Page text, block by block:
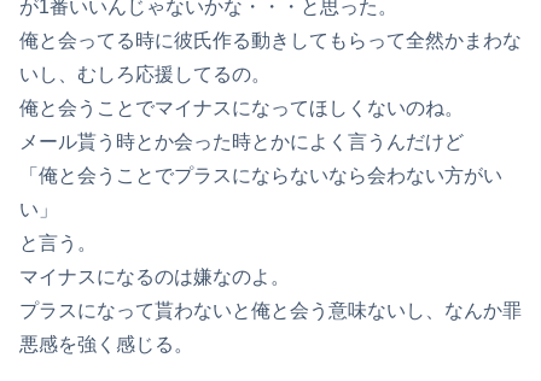
が1番いいんじゃないかな・・・と思った。
俺と会ってる時に彼氏作る動きしてもらって全然かまわな
いし、むしろ応援してるの。
俺と会うことでマイナスになってほしくないのね。
メール貰う時とか会った時とかによく言うんだけど
「俺と会うことでプラスにならないなら会わない方がい
い」
と言う。
マイナスになるのは嫌なのよ。
プラスになって貰わないと俺と会う意味ないし、なんか罪
悪感を強く感じる。